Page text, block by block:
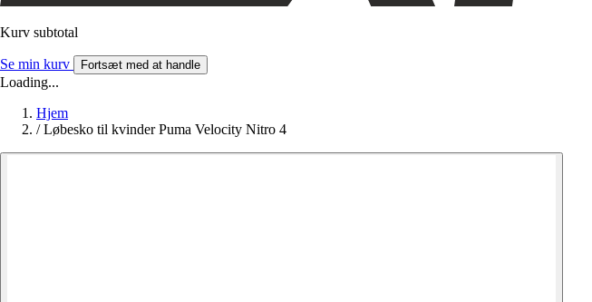
Kurv subtotal
Se min kurv Fortsæt med at handle
Loading...
Hjem
/ Løbesko til kvinder Puma Velocity Nitro 4